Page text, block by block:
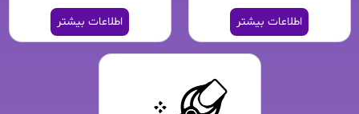
اطلاعات بیشتر اطلاعات بیشتر